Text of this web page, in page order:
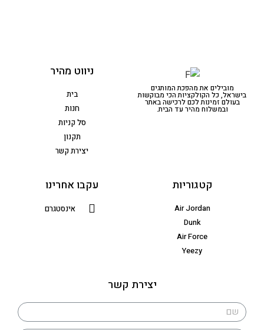
מובילים את מהפכת המותגים
בישראל, כל הקולקציות הכי מבוקשות
בעולם זמינות לכם לרכישה באתר
ובמשלוח מהיר עד הבית.
ניווט מהיר
בית
חנות
סל קניות
תקנון
יצירת קשר
קטגוריות
Air Jordan
Dunk
Air Force
Yeezy
עקבו אחרינו
אינסטגרם
יצירת קשר